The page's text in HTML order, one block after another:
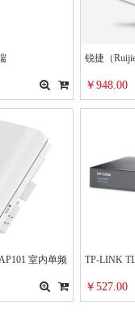
锐捷（
内单频吸顶
￥948.00
室内单频
入点 无线AP
TP-LINK
交换机(1千
￥527.00